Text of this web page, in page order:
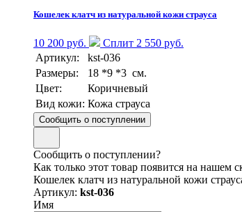
Кошелек клатч из натуральной кожи страуса
10 200 руб.
Сплит 2 550 руб.
Артикул:
kst-036
Размеры:
18 *9 *3 см.
Цвет:
Коричневый
Вид кожи: Кожа страуса
Сообщить о поступлении
Сообщить о поступлении?
Как только этот товар появится на нашем
Кошелек клатч из натуральной кожи
Артикул: kst-036
Имя